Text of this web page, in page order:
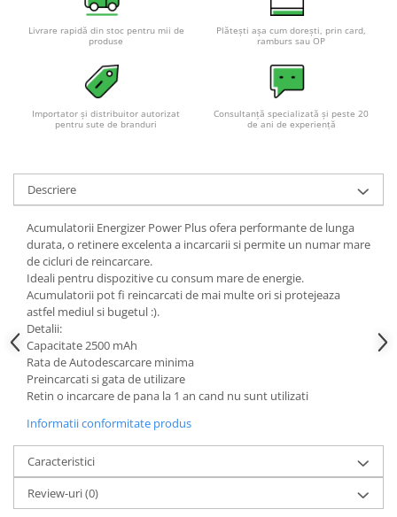
Statii de incarcare vehicule
electrice
Statii de incarcare
Cabluri de incarcare vehicule
Prize de incarcare vehicule
Turbine eoliene pentru casă
Tractiune / LiFePo4
Baterii si acumulatori gel si VRLA
6-12 V
Baterii si acumulatori AGM VRLA
de 6-12 V
Acumulatori Moto, ATV
GEL
AGM
Li-Ion
SLA AGM (Sealed Lead Acid)
Deep Cycle - Tractiune/Semi-
Tractiune
Livrare rapidă din stoc pentru mii de
produse
Plătești așa cum dorești, prin card,
ramburs sau OP
Importator și distribuitor autorizat
pentru sute de branduri
Consultanță specializată și peste 20
de ani de experiență
Descriere
Acumulatorii Energizer Power Plus ofera performante de lunga
durata, o retinere excelenta a incarcarii si permite un numar mare
de cicluri de reincarcare.
Ideali pentru dispozitive cu consum mare de energie.
Acumulatorii pot fi reincarcati de mai multe ori si protejeaza
astfel mediul si bugetul :).
Detalii:
Capacitate 2500 mAh
Rata de Autodescarcare minima
Preincarcati si gata de utilizare
Retin o incarcare de pana la 1 an cand nu sunt utilizati
Informatii conformitate produs
Caracteristici
Review-uri(0)